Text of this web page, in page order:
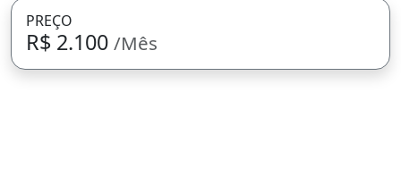
PREÇO
R$ 2.100 /Mês